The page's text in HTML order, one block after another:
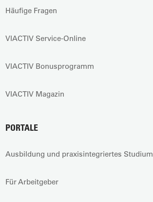
Häufige Fragen
VIACTIV Service-Online
VIACTIV Bonusprogramm
VIACTIV Magazin
PORTALE
Ausbildung und praxisintegriertes Studium
Für Arbeitgeber